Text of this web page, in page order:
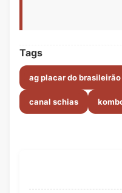
Tags
ag placar do brasileirão
canal schias